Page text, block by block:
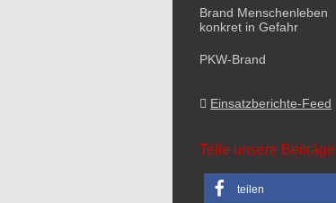
Brand Menschenleben
konkret in Gefahr
PKW-Brand
Einsatzberichte-Feed
Teile unsere Beiträge
teilen